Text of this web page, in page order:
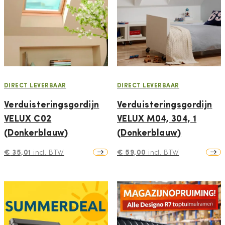
DIRECT LEVERBAAR
Verduisteringsgordijn
VELUX C02
(Donkerblauw)
€ 35,01 incl. BTW
DIRECT LEVERBAAR
Verduisteringsgordijn
VELUX M04, 304, 1
(Donkerblauw)
€ 59,00 incl. BTW
Sale